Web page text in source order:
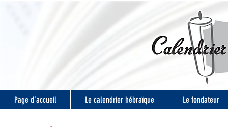
Page d’accueil Le calendrier hébraïque Le fondateur